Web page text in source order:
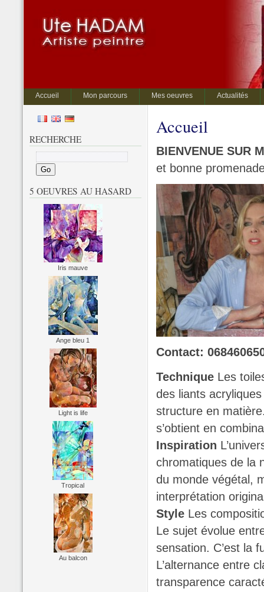
Accueil Mon parcours Mes oeuvres Actualités
Accueil
BIENVENUE SUR
et bonne
Contact:
Technique Les
des liants
structure en
s’obtient en
Inspiration
chromatiques de la
du monde végétal,
interprétation
Style Les
Le sujet évolue
sensation. C’est la
L’alternance entre
transparence
RECHERCHE
5 OEUVRES AU HASARD
Iris mauve
Ange bleu 1
Light is life
Tropical
Au balcon